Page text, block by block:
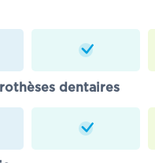
dentaires